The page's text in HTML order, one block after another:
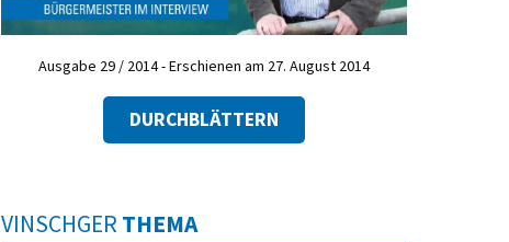
Ausgabe 29 / 2014 - Erschienen am 27. August 2014
DURCHBLÄTTERN
VINSCHGER THEMA